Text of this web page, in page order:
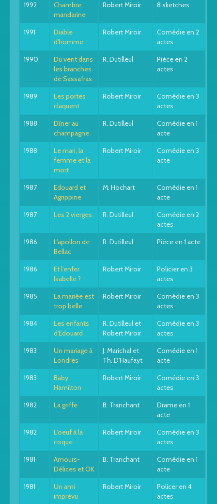
1992
Chambre
mandarine
Robert Miroir 8 sketches
1991
Diable
d'homme
Robert Miroir
Comédie en 2
actes
1990
Du vent dans
les branches
de Sassafras
R. Dutilleul
Pièce en 2
actes
1989
Les portes
claquent
Robert Miroir
Comédie en 3
actes
1988
Dîner au
champagne
R. Dutilleul
Comédie en 1
acte
1988
Le mari, la
femme et la
mort
Robert Miroir
Comédie en 3
acte
1987
Edouard et
Agrippine
M. Hochart
Comédie en 1
acte
1987
Les 2 vierges R. Dutilleul
Comédie en 2
actes
1986
L'apollon de
Bellac
R. Dutilleul Pièce en 1 acte
1986
Et l'enfer
Isabelle ?
Robert Miroir
Policier en 3
actes
1985
La mariée est
trop belle
Robert Miroir
Comédie en 3
actes
1984
Les enfants
d'Edouard
R. Dutilleul et
Robert Miroir
Comédie en 3
actes
1983
Un mariage à
Londres
J. Marichal et
Th. D'Haufayt
Comédie en 1
acte
1983
Baby
Hamilton
Robert Miroir
Comédie en 3
actes
1982
La griffe B. Tranchant
Drame en 1
acte
1982
L'oeuf à la
coque
Robert Miroir
Comédie en 3
actes
1981
Amours-
Délices et OK
B. Tranchant
Comédie en 1
acte
1981
Un ami
imprévu
Robert Miroir
Policer en 4
actes